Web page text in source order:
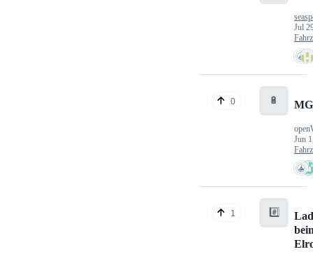
Jul
0 🔋
Jun
1 #️⃣